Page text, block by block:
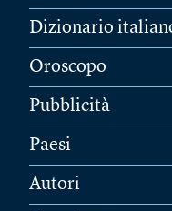
Dizionario
Oroscopo
Pubblicità
Paesi
Autori